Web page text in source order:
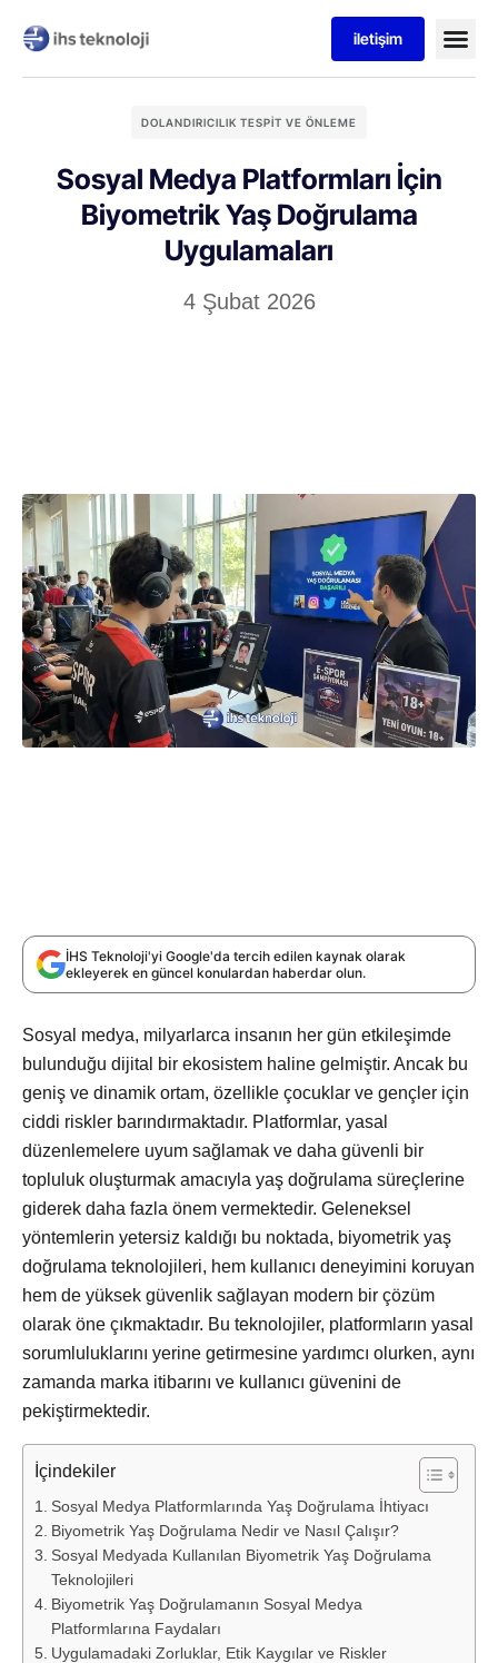
iletişim
DOLANDIRICILIK TESPIT VE ÖNLEME
Sosyal Medya Platformları İçin
Biyometrik Yaş Doğrulama
Uygulamaları
4 Şubat 2026
İHS Teknoloji'yi Google'da tercih edilen kaynak olarak
ekleyerek en güncel konulardan haberdar olun.
Sosyal medya, milyarlarca insanın her gün etkileşimde
bulunduğu dijital bir ekosistem haline gelmiştir. Ancak bu
geniş ve dinamik ortam, özellikle çocuklar ve gençler için
ciddi riskler barındırmaktadır. Platformlar, yasal
düzenlemelere uyum sağlamak ve daha güvenli bir
topluluk oluşturmak amacıyla yaş doğrulama süreçlerine
giderek daha fazla önem vermektedir. Geleneksel
yöntemlerin yetersiz kaldığı bu noktada, biyometrik yaş
doğrulama teknolojileri, hem kullanıcı deneyimini koruyan
hem de yüksek güvenlik sağlayan modern bir çözüm
olarak öne çıkmaktadır. Bu teknolojiler, platformların yasal
sorumluluklarını yerine getirmesine yardımcı olurken, aynı
zamanda marka itibarını ve kullanıcı güvenini de
pekiştirmektedir.
İçindekiler
Sosyal Medya Platformlarında Yaş Doğrulama İhtiyacı
Biyometrik Yaş Doğrulama Nedir ve Nasıl Çalışır?
Sosyal Medyada Kullanılan Biyometrik Yaş Doğrulama
Teknolojileri
Biyometrik Yaş Doğrulamanın Sosyal Medya
Platformlarına Faydaları
Uygulamadaki Zorluklar, Etik Kaygılar ve Riskler